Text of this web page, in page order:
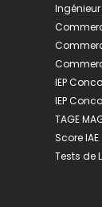
IEP
IEP
TAGE
Score IAE
Tests de